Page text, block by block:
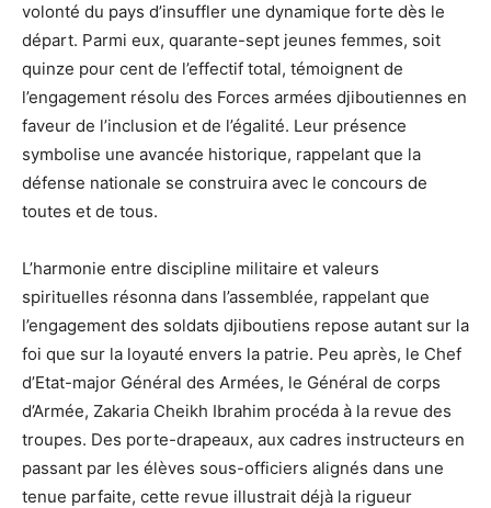
volonté du pays d’insuffler une dynamique forte dès le
départ. Parmi eux, quarante-sept jeunes femmes, soit
quinze pour cent de l’effectif total, témoignent de
l’engagement résolu des Forces armées djiboutiennes en
faveur de l’inclusion et de l’égalité. Leur présence
symbolise une avancée historique, rappelant que la
défense nationale se construira avec le concours de
toutes et de tous.
L’harmonie entre discipline militaire et valeurs
spirituelles résonna dans l’assemblée, rappelant que
l’engagement des soldats djiboutiens repose autant sur la
foi que sur la loyauté envers la patrie. Peu après, le Chef
d’Etat-major Général des Armées, le Général de corps
d’Armée, Zakaria Cheikh Ibrahim procéda à la revue des
troupes. Des porte-drapeaux, aux cadres instructeurs en
passant par les élèves sous-officiers alignés dans une
tenue parfaite, cette revue illustrait déjà la rigueur